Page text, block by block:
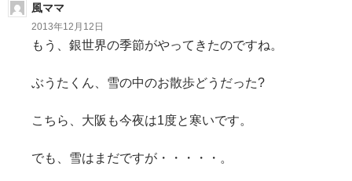
シ 風ママ
2013年12月12日
もう、銀世界の季節がやってきたのですね。
ぶうたくん、雪の中のお散歩どうだった?
こちら、大阪も今夜は1度と寒いです。
でも、雪はまだですが・・・・・。